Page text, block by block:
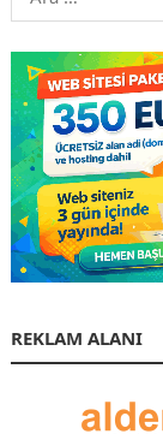
REKLAM ALANI